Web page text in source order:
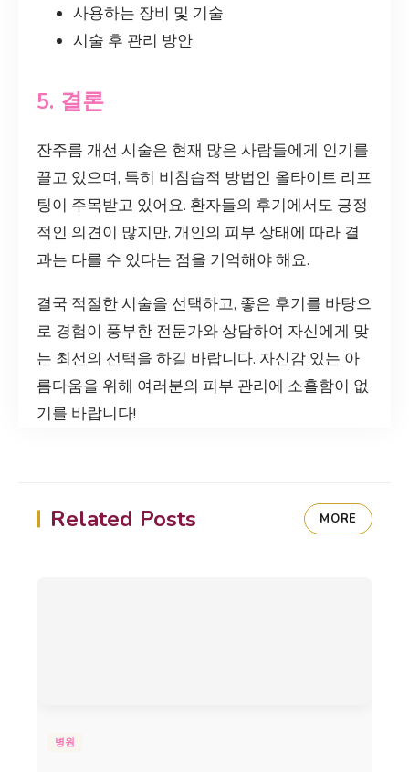
사용하는 장비 및 기술
시술 후 관리 방안
5. 결론
잔주름 개선 시술은 현재 많은 사람들에게 인기를
끌고 있으며, 특히 비침습적 방법인 올타이트 리프
팅이 주목받고 있어요. 환자들의 후기에서도 긍정
적인 의견이 많지만, 개인의 피부 상태에 따라 결
과는 다를 수 있다는 점을 기억해야 해요.
결국 적절한 시술을 선택하고, 좋은 후기를 바탕으
로 경험이 풍부한 전문가와 상담하여 자신에게 맞
는 최선의 선택을 하길 바랍니다. 자신감 있는 아
름다움을 위해 여러분의 피부 관리에 소홀함이 없
기를 바랍니다!
Related Posts MORE
병원